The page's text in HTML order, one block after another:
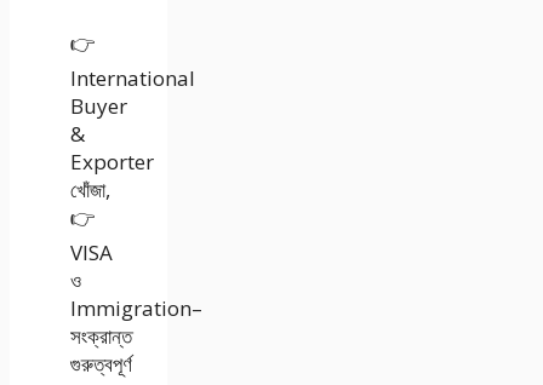
👉
International
Buyer
&
Exporter
খোঁজা,
👉
VISA
ও
Immigration–
সংক্রান্ত
গুরুত্বপূর্ণ